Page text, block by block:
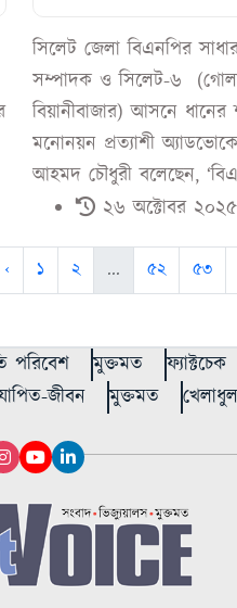
সিলেট জেলা বিএনপির
সম্পাদক ও সিলেট-৬
বিয়ানীবাজার) আসনে ধানের
মনোনয়ন প্রত্যাশী
আহমদ চৌধুরী বলেছেন,
২৬ অক্টোবর ২০২৫
‹ ১ ২ ... ৫২ ৫৩
পরিবেশ মুক্তমত ফ্যাক্টচেক
জীবন মুক্তমত